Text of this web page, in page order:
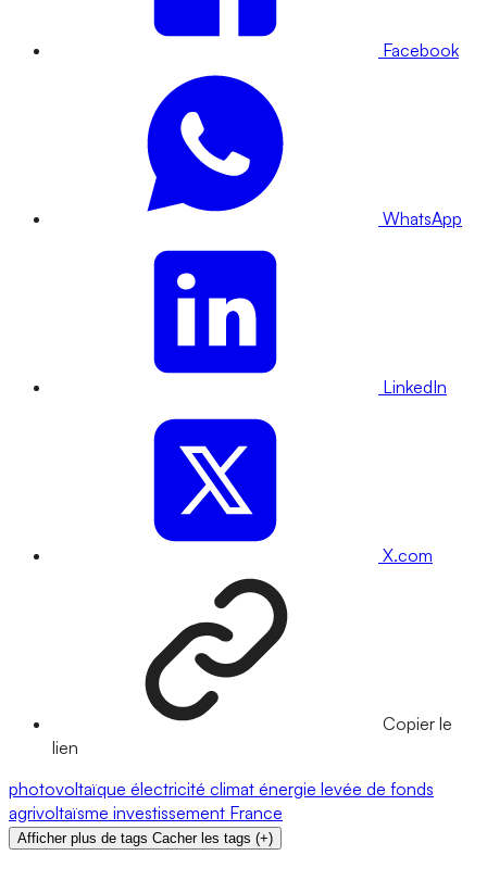
Facebook
WhatsApp
LinkedIn
X.com
Copier le
lien
photovoltaïque électricité climat énergie levée de fonds
agrivoltaïsme investissement France
Afficher plus de tags Cacher les tags (+)